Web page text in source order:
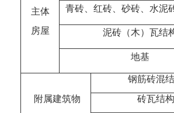
主体
房屋
青砖、红砖、砂砖、水泥
泥砖（木）瓦结
地基
附属建筑物
钢筋砖混
砖瓦结构